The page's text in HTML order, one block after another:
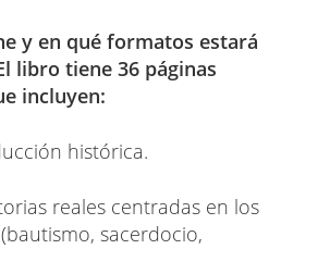
y en qué formatos estará
libro tiene 36 páginas
incluyen:
histórica.
reales centradas en los
sacerdocio,